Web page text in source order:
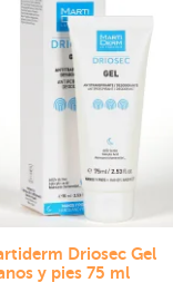
Driosec Gel
y pies 75 ml